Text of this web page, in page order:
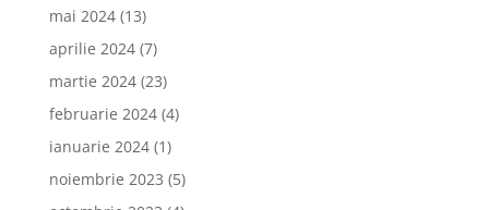
mai 2024(13)
aprilie 2024(7)
martie 2024(23)
februarie 2024(4)
ianuarie 2024(1)
noiembrie 2023 (5)